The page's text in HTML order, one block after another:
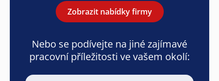
Zobrazit nabídky firmy
Nebo se podívejte na jiné zajímavé
pracovní příležitosti ve vašem okolí: